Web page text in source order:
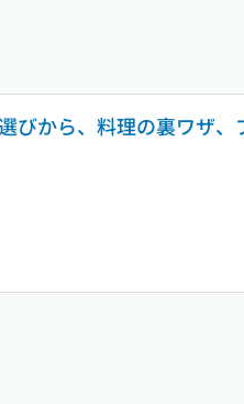
びから、料理の裏ワザ、